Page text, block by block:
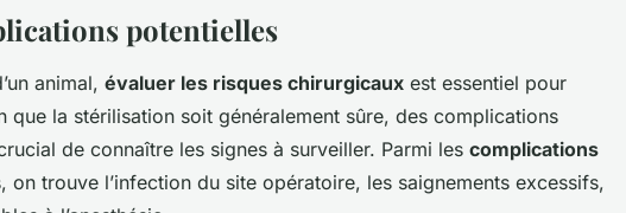
potentielles
animal, évaluer les risques chirurgicaux est essentiel pour
que la stérilisation soit généralement sûre, des complications
de connaître les signes à surveiller. Parmi les complications
on trouve l’infection du site opératoire, les saignements excessifs,